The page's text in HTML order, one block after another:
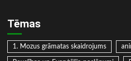
Tēmas
1. Mozus grāmatas skaidrojums